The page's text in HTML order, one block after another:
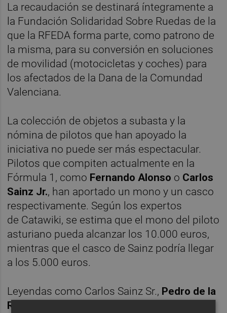
La recaudación se destinará íntegramente a
la Fundación Solidaridad Sobre Ruedas de la
que la RFEDA forma parte, como patrono de
la misma, para su conversión en soluciones
de movilidad (motocicletas y coches) para
los afectados de la Dana de la Comundad
Valenciana.
La colección de objetos a subasta y la
nómina de pilotos que han apoyado la
iniciativa no puede ser más espectacular.
Pilotos que compiten actualmente en la
Fórmula 1, como Fernando Alonso o Carlos
Sainz Jr., han aportado un mono y un casco
respectivamente. Según los expertos
de Catawiki, se estima que el mono del piloto
asturiano pueda alcanzar los 10.000 euros,
mientras que el casco de Sainz podría llegar
a los 5.000 euros.
Leyendas como Carlos Sainz Sr., Pedro de la
Rosa